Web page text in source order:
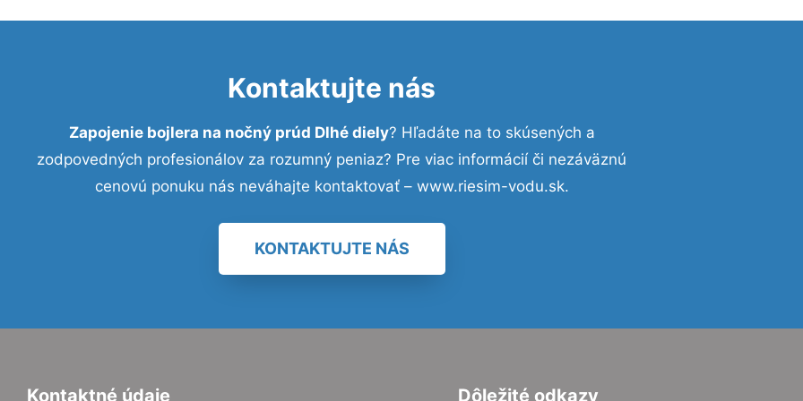
Kontaktujte nás
Zapojenie bojlera na nočný prúd Dlhé diely? Hľadáte na to skúsených a
zodpovedných profesionálov za rozumný peniaz? Pre viac informácií či nezáväznú
cenovú ponuku nás neváhajte kontaktovať – www.riesim-vodu.sk.
KONTAKTUJTE NÁS
Kontaktné údaje Dôležité odkazy